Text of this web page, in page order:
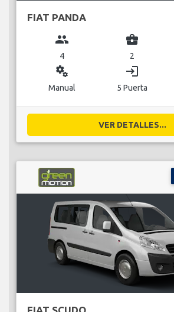
FIAT PANDA
group
4
business_center
2
miscellaneous_services
Manual
login
5 Puerta
VER DETALLES...
FIAT SCUDO